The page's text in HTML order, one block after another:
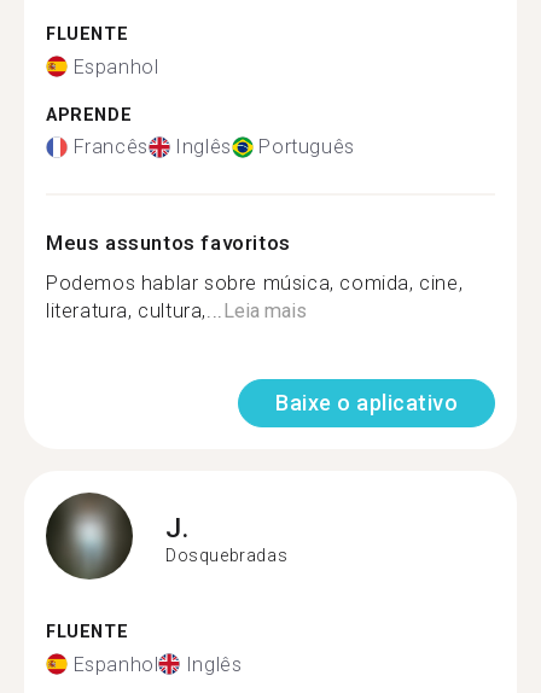
FLUENTE
Espanhol
APRENDE
Francês Inglês Português
Meus assuntos favoritos
Podemos hablar sobre música, comida, cine,
literatura, cultura,...Leia mais
Baixe o aplicativo
J.
Dosquebradas
FLUENTE
Espanhol Inglês